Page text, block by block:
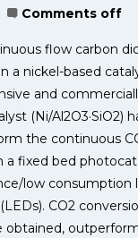
Comments off
flow carbon
a nickel-based
and
(Ni/Al2O3·SiO2)
the continuous
a fixed bed
low consumption
CO2
obtained,